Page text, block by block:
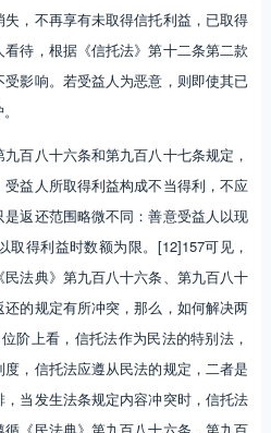
，不再享有未取得信托利益，已取得
待，根据《信托法》第十二条第二款
影响。若受益人为恶意，则即使其已
百八十六条和第九百八十七条规定，
益人所取得利益构成不当得利，不应
返还范围略微不同：善意受益人以现
得利益时数额为限。[12]157可见，
民法典》第九百八十六条、第九百八十
的规定有所冲突，那么，如何解决两
阶上看，信托法作为民法的特别法，
，信托法应遵从民法的规定，二者是
当发生法条规定内容冲突时，信托法